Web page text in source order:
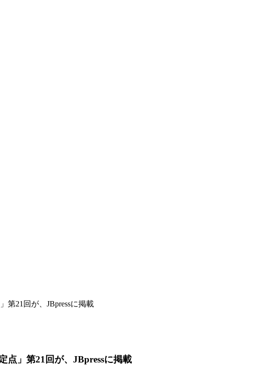
第21回が、JBpressに掲載
点」第21回が、JBpressに掲載